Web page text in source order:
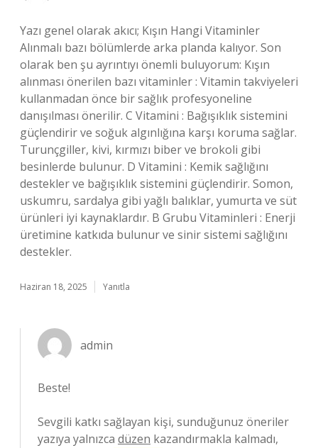
Yazı genel olarak akıcı; Kışın Hangi Vitaminler
Alınmalı bazı bölümlerde arka planda kalıyor. Son
olarak ben şu ayrıntıyı önemli buluyorum: Kışın
alınması önerilen bazı vitaminler : Vitamin takviyeleri
kullanmadan önce bir sağlık profesyoneline
danışılması önerilir. C Vitamini : Bağışıklık sistemini
güçlendirir ve soğuk algınlığına karşı koruma sağlar.
Turunçgiller, kivi, kırmızı biber ve brokoli gibi
besinlerde bulunur. D Vitamini : Kemik sağlığını
destekler ve bağışıklık sistemini güçlendirir. Somon,
uskumru, sardalya gibi yağlı balıklar, yumurta ve süt
ürünleri iyi kaynaklardır. B Grubu Vitaminleri : Enerji
üretimine katkıda bulunur ve sinir sistemi sağlığını
destekler.
Haziran 18, 2025 Yanıtla
admin
Beste!
Sevgili katkı sağlayan kişi, sunduğunuz öneriler
yazıya yalnızca düzen kazandırmakla kalmadı,